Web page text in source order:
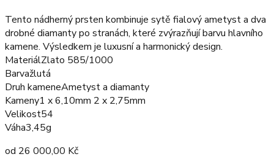
Tento nádherný prsten kombinuje sytě fialový ametyst a dva
drobné diamanty po stranách, které zvýrazňují barvu hlavního
kamene. Výsledkem je luxusní a harmonický design.
MateriálZlato 585/1000
Barvažlutá
Druh kameneAmetyst a diamanty
Kameny1 x 6,10mm 2 x 2,75mm
Velikost54
Váha3,45g
od 26 000,00 Kč